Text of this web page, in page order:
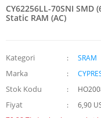
CY62256LL-70SNI SMD
Static RAM (AC)
Kategori SRAM
Marka
Stok Kodu
Fiyat
6,90